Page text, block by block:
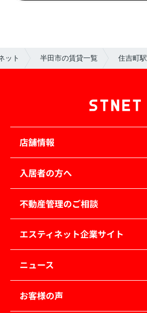
ット 半田市の賃貸一覧 住吉町駅
店舗情報
入居者の方へ
不動産管理のご相談
エスティネット企業サイト
ニュース
お客様の声